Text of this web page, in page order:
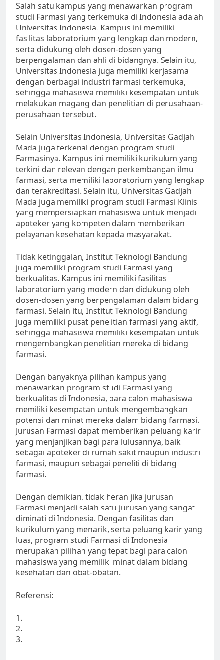
Salah satu kampus yang menawarkan program
studi Farmasi yang terkemuka di Indonesia adalah
Universitas Indonesia. Kampus ini memiliki
fasilitas laboratorium yang lengkap dan modern,
serta didukung oleh dosen-dosen yang
berpengalaman dan ahli di bidangnya. Selain itu,
Universitas Indonesia juga memiliki kerjasama
dengan berbagai industri farmasi terkemuka,
sehingga mahasiswa memiliki kesempatan untuk
melakukan magang dan penelitian di perusahaan-
perusahaan tersebut.
Selain Universitas Indonesia, Universitas Gadjah
Mada juga terkenal dengan program studi
Farmasinya. Kampus ini memiliki kurikulum yang
terkini dan relevan dengan perkembangan ilmu
farmasi, serta memiliki laboratorium yang lengkap
dan terakreditasi. Selain itu, Universitas Gadjah
Mada juga memiliki program studi Farmasi Klinis
yang mempersiapkan mahasiswa untuk menjadi
apoteker yang kompeten dalam memberikan
pelayanan kesehatan kepada masyarakat.
Tidak ketinggalan, Institut Teknologi Bandung
juga memiliki program studi Farmasi yang
berkualitas. Kampus ini memiliki fasilitas
laboratorium yang modern dan didukung oleh
dosen-dosen yang berpengalaman dalam bidang
farmasi. Selain itu, Institut Teknologi Bandung
juga memiliki pusat penelitian farmasi yang aktif,
sehingga mahasiswa memiliki kesempatan untuk
mengembangkan penelitian mereka di bidang
farmasi.
Dengan banyaknya pilihan kampus yang
menawarkan program studi Farmasi yang
berkualitas di Indonesia, para calon mahasiswa
memiliki kesempatan untuk mengembangkan
potensi dan minat mereka dalam bidang farmasi.
Jurusan Farmasi dapat memberikan peluang karir
yang menjanjikan bagi para lulusannya, baik
sebagai apoteker di rumah sakit maupun industri
farmasi, maupun sebagai peneliti di bidang
farmasi.
Dengan demikian, tidak heran jika jurusan
Farmasi menjadi salah satu jurusan yang sangat
diminati di Indonesia. Dengan fasilitas dan
kurikulum yang menarik, serta peluang karir yang
luas, program studi Farmasi di Indonesia
merupakan pilihan yang tepat bagi para calon
mahasiswa yang memiliki minat dalam bidang
kesehatan dan obat-obatan.
Referensi:
1.
2.
3.